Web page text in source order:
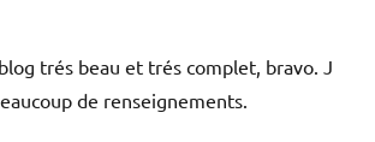
trés beau et trés complet, bravo. J
de renseignements.